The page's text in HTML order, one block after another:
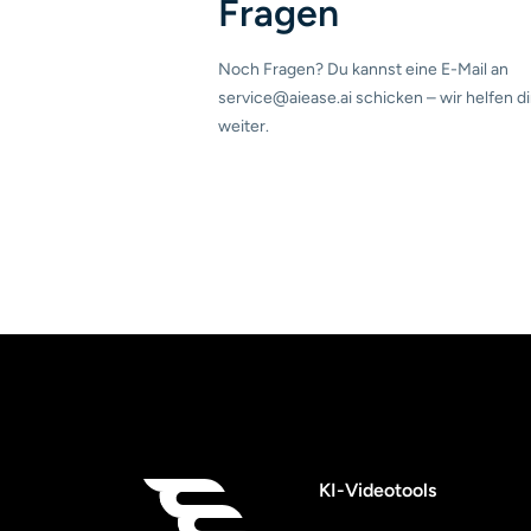
Fragen
Noch Fragen? Du kannst eine E-Mail an
service@aiease.ai schicken – wir helfen
weiter.
KI-Videotools